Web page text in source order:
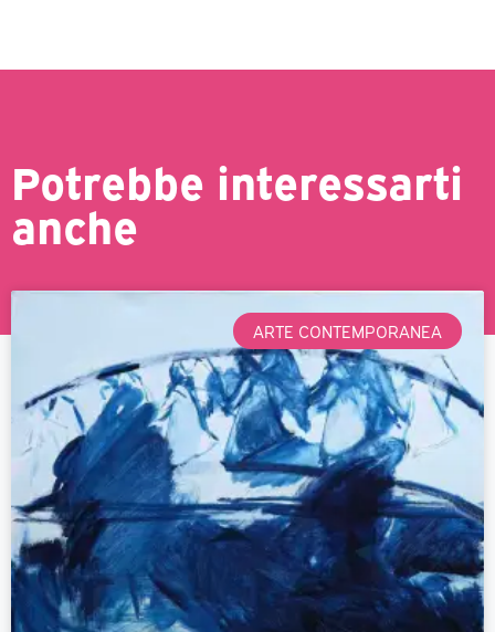
Potrebbe interessarti
anche
ARTE CONTEMPORANEA